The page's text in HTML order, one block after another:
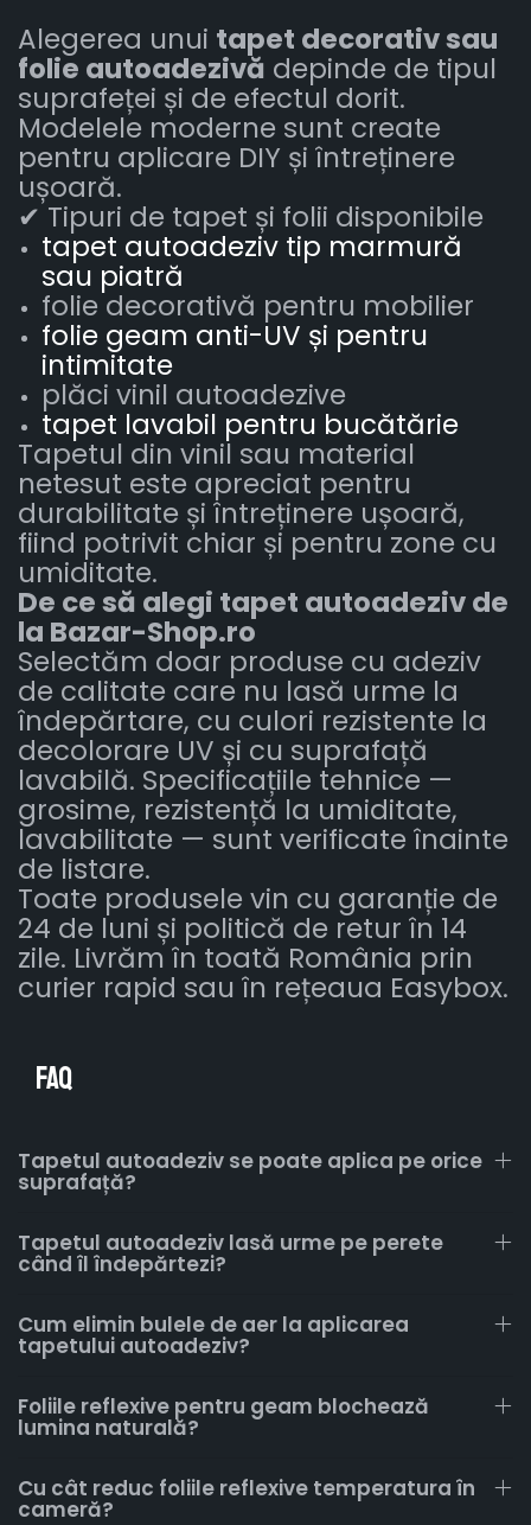
Alegerea unui tapet decorativ sau
folie autoadezivă depinde de tipul
suprafeței și de efectul dorit.
Modelele moderne sunt create
pentru aplicare DIY și întreținere
ușoară.
✔ Tipuri de tapet și folii disponibile
tapet autoadeziv tip marmură
sau piatră
folie decorativă pentru mobilier
folie geam anti-UV și pentru
intimitate
plăci vinil autoadezive
tapet lavabil pentru bucătărie
Tapetul din vinil sau material
netesut este apreciat pentru
durabilitate și întreținere ușoară,
fiind potrivit chiar și pentru zone cu
umiditate.
De ce să alegi tapet autoadeziv de
la Bazar-Shop.ro
Selectăm doar produse cu adeziv
de calitate care nu lasă urme la
îndepărtare, cu culori rezistente la
decolorare UV și cu suprafață
lavabilă. Specificațiile tehnice —
grosime, rezistență la umiditate,
lavabilitate — sunt verificate înainte
de listare.
Toate produsele vin cu garanție de
24 de luni și politică de retur în 14
zile. Livrăm în toată România prin
curier rapid sau în rețeaua Easybox.
FAQ
Tapetul autoadeziv se poate aplica pe orice
suprafață?
Tapetul autoadeziv lasă urme pe perete
când îl îndepărtezi?
Cum elimin bulele de aer la aplicarea
tapetului autoadeziv?
Foliile reflexive pentru geam blochează
lumina naturală?
Cu cât reduc foliile reflexive temperatura în
cameră?